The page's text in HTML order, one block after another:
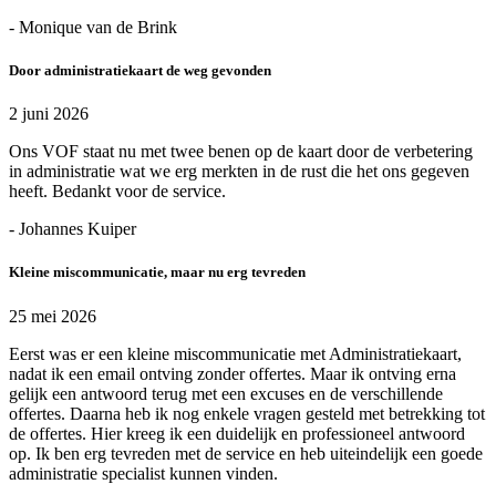
- Monique van de Brink
Door administratiekaart de weg gevonden
2 juni 2026
Ons VOF staat nu met twee benen op de kaart door de verbetering
in administratie wat we erg merkten in de rust die het ons gegeven
heeft. Bedankt voor de service.
- Johannes Kuiper
Kleine miscommunicatie, maar nu erg tevreden
25 mei 2026
Eerst was er een kleine miscommunicatie met Administratiekaart,
nadat ik een email ontving zonder offertes. Maar ik ontving erna
gelijk een antwoord terug met een excuses en de verschillende
offertes. Daarna heb ik nog enkele vragen gesteld met betrekking tot
de offertes. Hier kreeg ik een duidelijk en professioneel antwoord
op. Ik ben erg tevreden met de service en heb uiteindelijk een goede
administratie specialist kunnen vinden.